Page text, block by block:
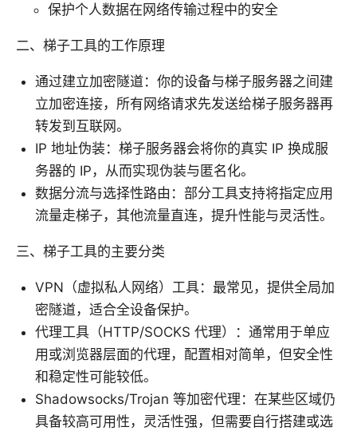
保护个人数据在网络传输过程中的安全
二、梯子工具的工作原理
通过建立加密隧道：你的设备与梯子服务器之间建
立加密连接，所有网络请求先发送给梯子服务器再
转发到互联网。
IP 地址伪装：梯子服务器会将你的真实 IP 换成服
务器的 IP，从而实现伪装与匿名化。
数据分流与选择性路由：部分工具支持将指定应用
流量走梯子，其他流量直连，提升性能与灵活性。
三、梯子工具的主要分类
VPN（虚拟私人网络）工具：最常见，提供全局加
密隧道，适合全设备保护。
代理工具（HTTP/SOCKS 代理）：通常用于单应
用或浏览器层面的代理，配置相对简单，但安全性
和稳定性可能较低。
Shadowsocks/Trojan 等加密代理：在某些区域仍
具备较高可用性，灵活性强，但需要自行搭建或选